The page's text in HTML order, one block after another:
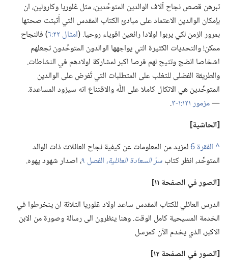
تبرهن قصص نجاح آلاف الوالدين المتوحِّدين،‏ مثل ڠلوريا وكارولين،‏ ان
بإمكان الوالدين الاعتماد على مبادئ الكتاب المقدس التي أُثبتت صحتها
بمرور الزمن لكي يربوا اولادا رائعين اقوياء روحيا.‏ (‏امثال ٢٢:‏٦
‏)‏ فالنجاح
ممكن!‏ والتحديات الكثيرة التي يواجهها الوالدون المتوحِّدون تجعلهم
اشخاصا انضج وتتيح لهم فرصا اكبر لمشاركة اولادهم في النشاطات.‏
والطريقة الفضلى للتغلب على المتطلبات التي تُفرض على الوالدين
المتوحِّدين هي الاتكال كاملا على اللّٰه والاقتناع انه سيزود المساعدة.‏
—‏مزمور ١٢١:‏١-‏٣
‏.‏
‏[الحاشية]‏
^
لمزيد من المعلومات عن كيفية نجاح العائلات ذات الوالد
المتوحِّد،‏ انظر كتابسرّ السعادة العائلية،‏الفصل ٩ ‏،‏ اصدار شهود يهوه.‏
‏[الصورفي الصفحة ١١]‏
الدرس العائلي للكتاب المقدس ساعد اولاد ڠلوريا الثلاثة ان ينخرطوا في
الخدمة المسيحية كامل الوقت.‏ وهنا ينظرون الى رسالة وصورة من الابن
الاكبر،‏ الذي يخدم الآن كمرسل
‏[الصورفي الصفحة ١٢]‏